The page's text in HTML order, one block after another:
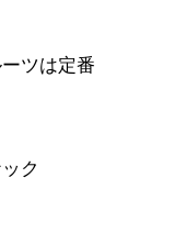
ツは定番
ク